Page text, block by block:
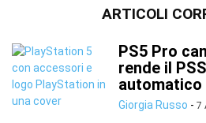
ARTICOLI
PS5 Pro
rende il
automatico
Giorgia Russo - 7